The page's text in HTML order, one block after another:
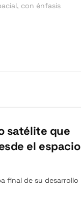
con énfasis
satélite que
el espacio
final de su desarrollo